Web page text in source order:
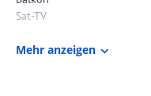
Sat-TV
Preis: Bis 6 Personen €86,--
Mehr anzeigen